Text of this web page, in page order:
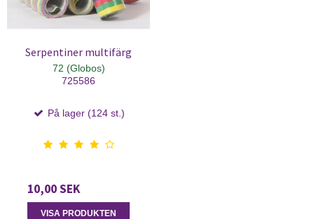
Serpentiner multifärg
72 (Globos)
725586
På lager (124 st.)
10,00 SEK
VISA PRODUKTEN